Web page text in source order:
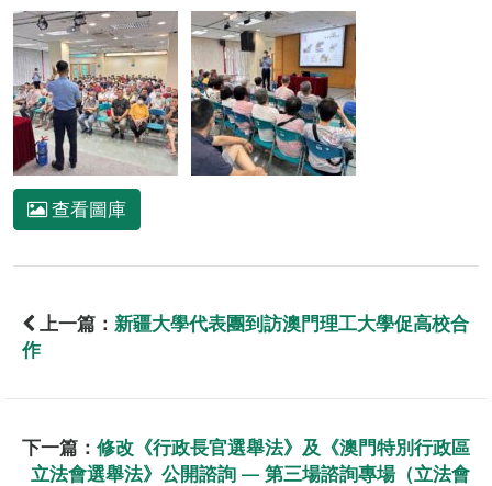
查看圖庫
上一篇： 新疆大學代表團到訪澳門理工大學促高校合
作
下一篇： 修改《行政長官選舉法》及《澳門特別行政區
立法會選舉法》公開諮詢 — 第三場諮詢專場（立法會